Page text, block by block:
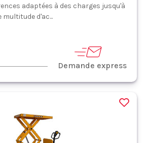
adaptées à des charges jusqu'à
multitude d'ac...
Demande express